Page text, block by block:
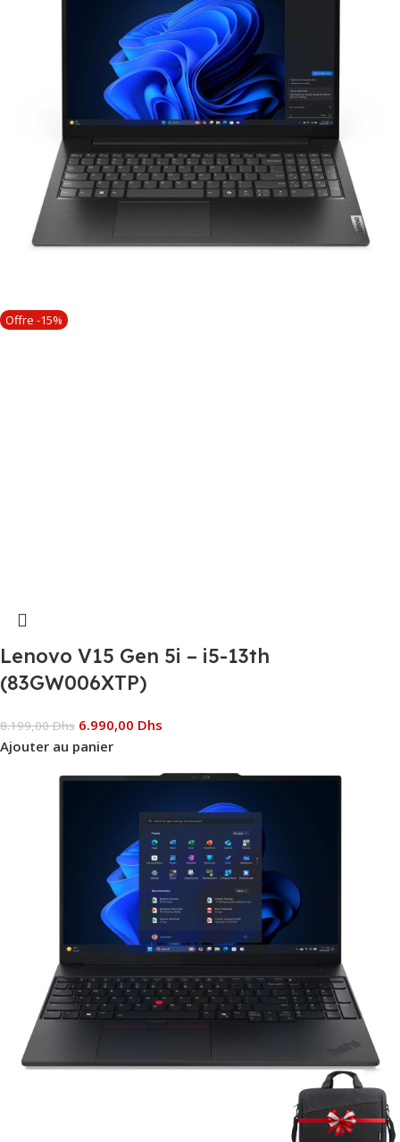
Offre -15%
Lenovo V15 Gen 5i – i5-13th
(83GW006XTP)
8.199,00Dhs 6.990,00 Dhs
Ajouter au panier